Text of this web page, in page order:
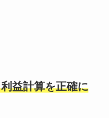
利益計算を正確に